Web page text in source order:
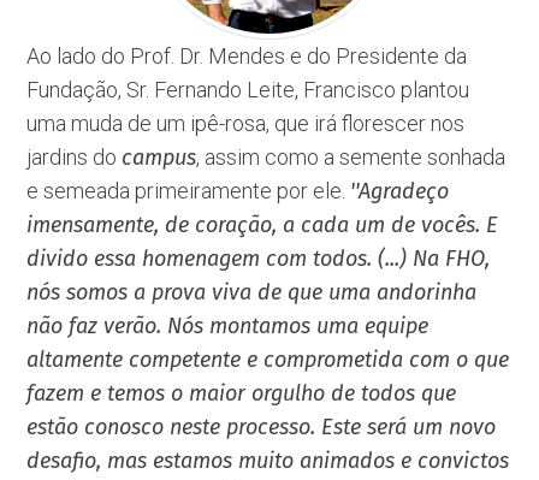
Ao lado do Prof. Dr. Mendes e do Presidente da
Fundação, Sr. Fernando Leite, Francisco plantou
uma muda de um ipê-rosa, que irá florescer nos
jardins do campus, assim como a semente sonhada
e semeada primeiramente por ele. ''Agradeço
imensamente, de coração, a cada um de vocês. E
divido essa homenagem com todos. (...) Na FHO,
nós somos a prova viva de que uma andorinha
não faz verão. Nós montamos uma equipe
altamente competente e comprometida com o que
fazem e temos o maior orgulho de todos que
estão conosco neste processo. Este será um novo
desafio, mas estamos muito animados e convictos